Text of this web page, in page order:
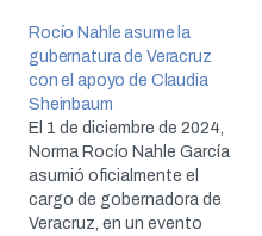
Rocío Nahle asume la
gubernatura de Veracruz
con el apoyo de Claudia
Sheinbaum
El 1 de diciembre de 2024,
Norma Rocío Nahle García
asumió oficialmente el
cargo de gobernadora de
Veracruz, en un evento